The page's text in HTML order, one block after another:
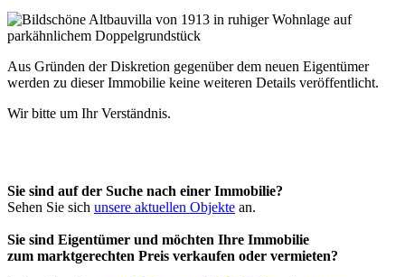
Aus Gründen der Diskretion gegenüber dem neuen Eigentümer
werden zu dieser Immobilie keine weiteren Details veröffentlicht.
Wir bitte um Ihr Verständnis.
Sie sind auf der Suche nach einer Immobilie?
Sehen Sie sich unsere aktuellen Objekte an.
Sie sind Eigentümer und möchten Ihre Immobilie
zum marktgerechten Preis verkaufen oder vermieten?